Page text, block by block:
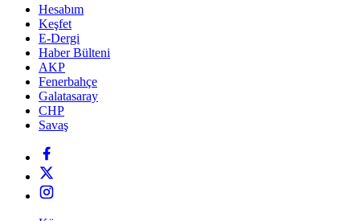
Hesabım
Keşfet
E-Dergi
Haber Bülteni
AKP
Fenerbahçe
Galatasaray
CHP
Savaş